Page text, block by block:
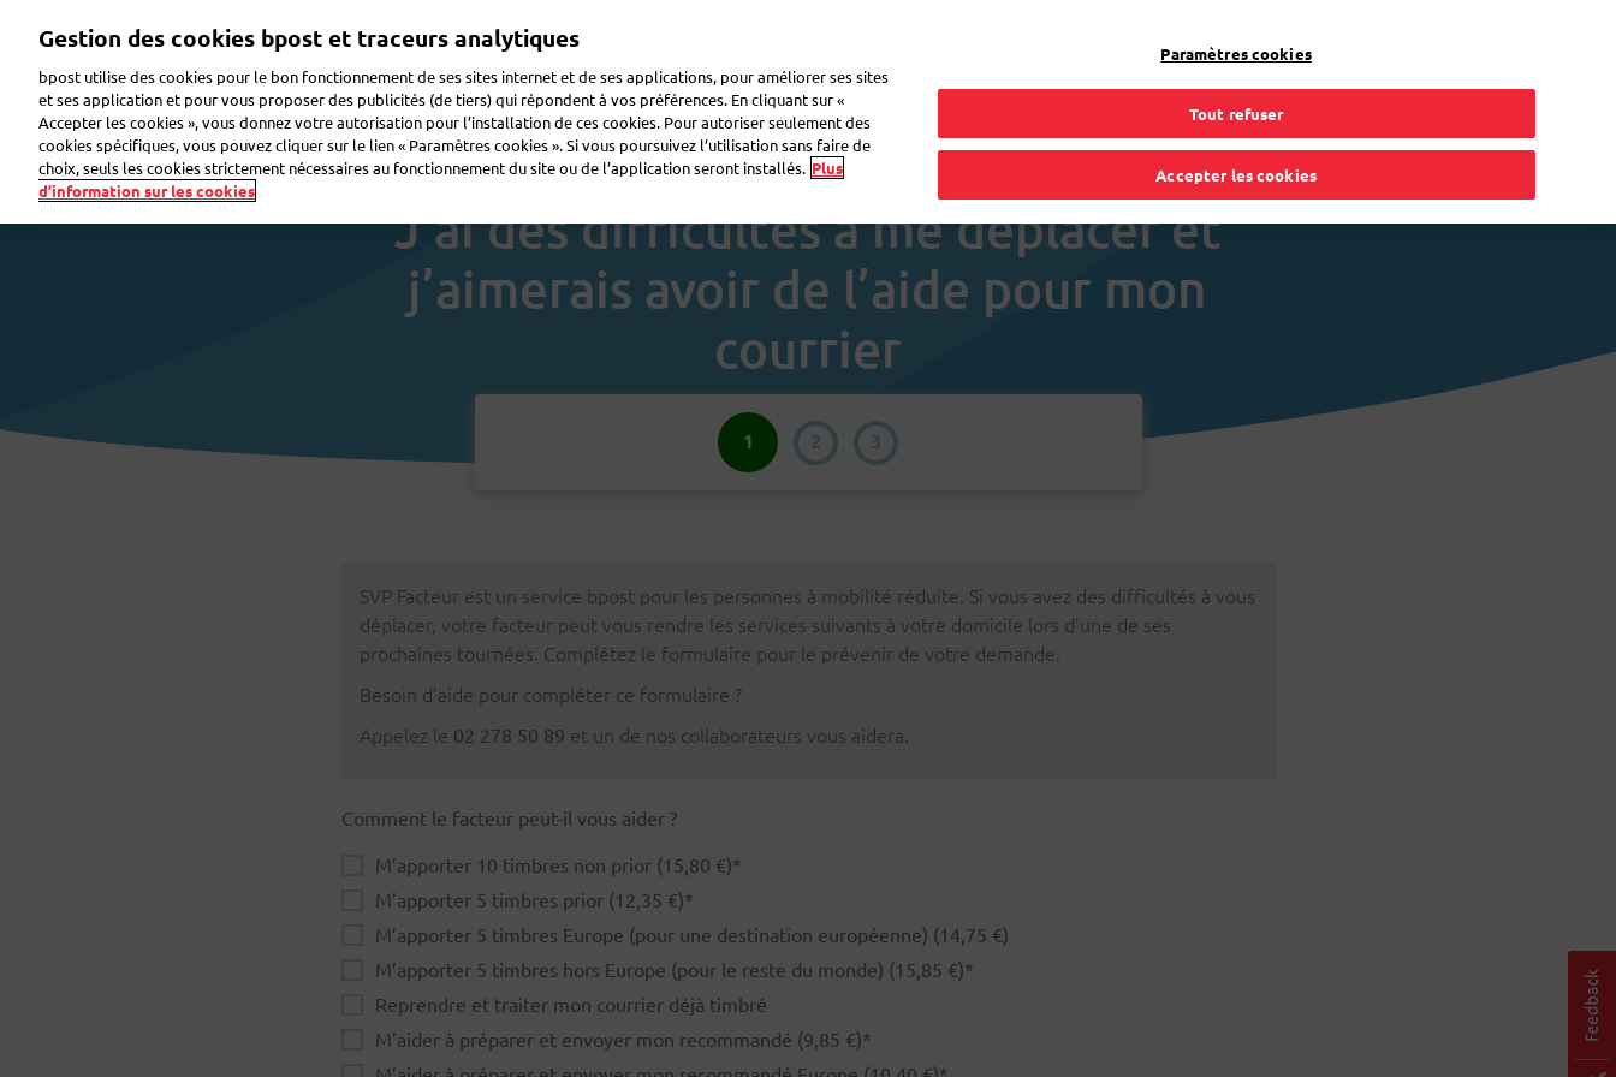
principal
Résidentiel
Envoyer un colis Recevoir un colis Envoyer une lettre Déménagement Questions fréquentes eShop
J’ai des difficultés à me déplacer et
j’aimerais avoir de l’aide pour mon
courrier
1 2 3
SVP Facteur est un service bpost pour les personnes à mobilité réduite. Si vous avez des difficultés à vous
déplacer, votre facteur peut vous rendre les services suivants à votre domicile lors d’une de ses
prochaines tournées. Complétez le formulaire pour le prévenir de votre demande.
Besoin d’aide pour compléter ce formulaire ?
Appelez le 02 278 50 89 et un de nos collaborateurs vous aidera.
Comment le facteur peut-il vous aider ?
M’apporter 10 timbres non prior (15,80 €)*
M’apporter 5 timbres prior (12,35 €)*
M’apporter 5 timbres Europe (pour une destination européenne) (14,75 €)
M’apporter 5 timbres hors Europe (pour le reste du monde) (15,85 €)*
Reprendre et traiter mon courrier déjà timbré
M’aider à préparer et envoyer mon recommandé (9,85 €)*
Gestion des cookies bpost et traceurs analytiques
bpost utilise des cookies pour le bon fonctionnement de ses sites internet et de ses applications, pour améliorer ses sites
et ses application et pour vous proposer des publicités (de tiers) qui répondent à vos préférences. En cliquant sur «
Accepter les cookies », vous donnez votre autorisation pour l’installation de ces cookies. Pour autoriser seulement des
cookies spécifiques, vous pouvez cliquer sur le lien « Paramètres cookies ». Si vous poursuivez l’utilisation sans faire de
choix, seuls les cookies strictement nécessaires au fonctionnement du site ou de l’application seront installés. Plus
d’information sur les cookies
Paramètres cookies
Tout refuser
Accepter les cookies